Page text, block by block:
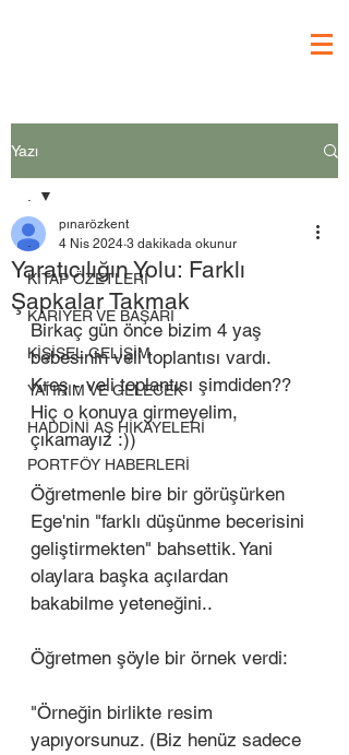
Yazı
.
KİTAP ÖZETLERİ
KARİYER VE BAŞARI
KİŞİSEL GELİŞİM
YATIRIM VE GELECEK
HADDİNİ AŞ HİKAYELERİ
PORTFÖY HABERLERİ
Yaratıcılığın Yolu: Farklı
Şapkalar Takmak
pınarözkent
4 Nis 2024 3 dakikada okunur
Birkaç gün önce bizim 4 yaş
bebesinin veli toplantısı vardı.
Kreş - veli toplantısı şimdiden??
Hiç o konuya girmeyelim,
çıkamayız :))
Öğretmenle bire bir görüşürken
Ege'nin "farklı düşünme becerisini
geliştirmekten" bahsettik. Yani
olaylara başka açılardan
bakabilme yeteneğini..
Öğretmen şöyle bir örnek verdi:
"Örneğin birlikte resim
yapıyorsunuz. (Biz henüz sadece